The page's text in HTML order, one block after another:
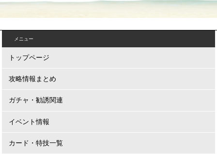
メニュー
トップページ
攻略情報まとめ
ガチャ・勧誘関連
イベント情報
カード・特技一覧